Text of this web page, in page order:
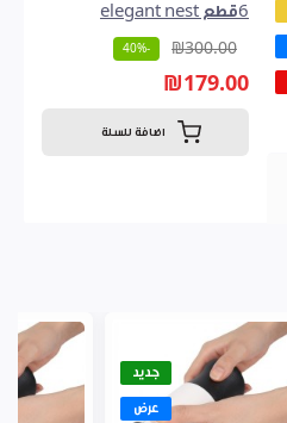
6قطع elegant nest
₪300.00
-40%
₪179.00
اضافة للسلة
جديد
عرض